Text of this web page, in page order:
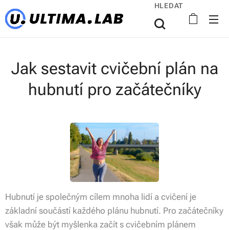
HLEDAT
Jak sestavit cvičební plán na
hubnutí pro začátečníky
Hubnutí je společným cílem mnoha lidí a cvičení je
základní součástí každého plánu hubnutí. Pro začátečníky
však může být myšlenka začít s cvičebním plánem